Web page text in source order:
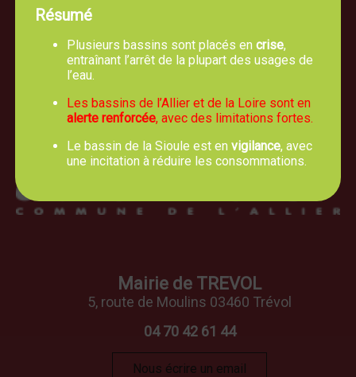
Mairie de TREVOL
5, route de Moulins 03460 Trévol
04 70 42 61 44
Nous écrire un email
Résumé
Plusieurs bassins sont placés en crise,
entraînant l’arrêt de la plupart des usages de
l’eau.
Les bassins de l’Allier et de la Loire sont en
alerte renforcée, avec des limitations fortes.
Le bassin de la Sioule est en vigilance, avec
une incitation à réduire les consommations.